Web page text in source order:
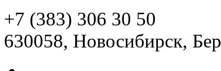
+7 (383) 306 30 50
630058, Новосибирск,